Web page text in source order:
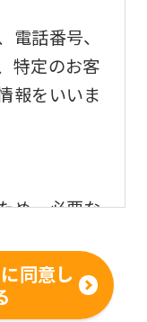
話番号、
特定のお客
報をいいま
め、必要な
ます。
同意し